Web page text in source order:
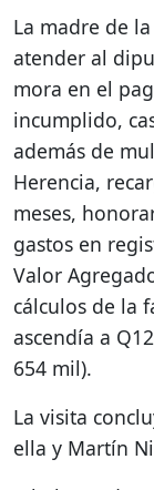
La madre de
atender al
mora en el
incumplido,
además de
Herencia,
meses,
gastos en
Valor
cálculos de la
ascendía a
654 mil).
La visita
ella y Martín